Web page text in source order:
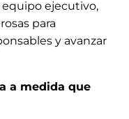
ejecutivo,
para
y avanzar
a medida que